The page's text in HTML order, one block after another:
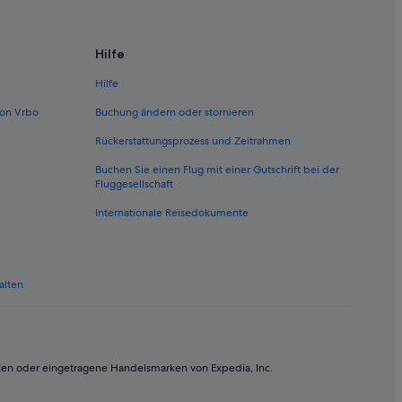
Vrbo
Hilfe
Hilfe
Buchung ändern oder stornieren
Rückerstattungsprozess und Zeitrahmen
Buchen Sie einen Flug mit einer Gutschrift bei der
Fluggesellschaft
Internationale Reisedokumente
oder eingetragene Handelsmarken von Expedia, Inc.